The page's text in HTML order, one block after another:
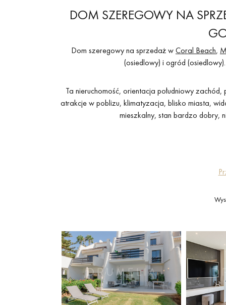
DOM SZEREGOWY NA
Dom szeregowy na sprzedaż wCoral Beach,
(osiedlowy) i ogród
Ta nieruchomość, orientacja południowy
atrakcje w poblizu, klimatyzacja, blisko miasta,
mieszkalny, stan bardzo dobry,